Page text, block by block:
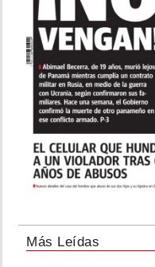
Más Leídas